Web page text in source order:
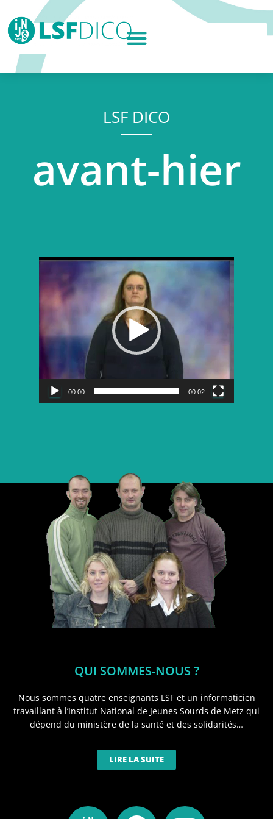
LSF DICO
avant-hier
Lecteur
vidéo
00:00 00:02
QUI SOMMES-NOUS ?
Nous sommes quatre enseignants LSF et un informaticien
travaillant à l’Institut National de Jeunes Sourds de Metz qui
dépend du ministère de la santé et des solidarités…
LIRE LA SUITE